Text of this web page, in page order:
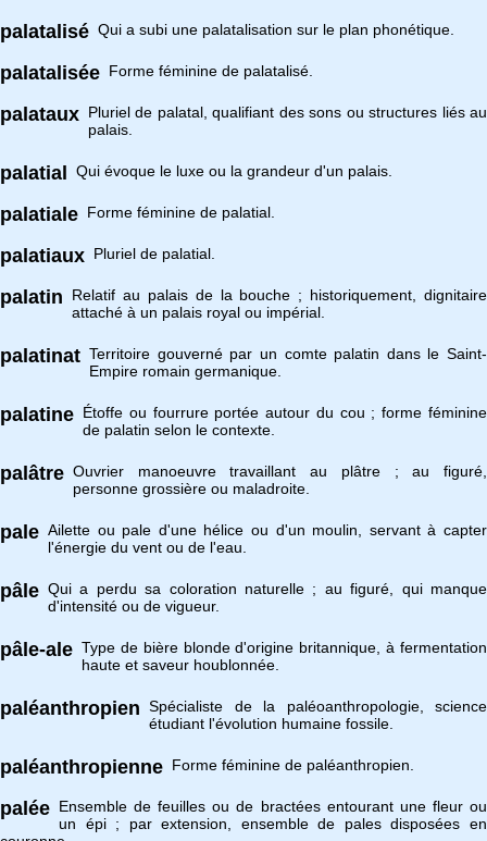
palatalisé Qui a subi une palatalisation sur le plan phonétique.
palatalisée Forme féminine de palatalisé.
palataux Pluriel de palatal, qualifiant des sons ou structures liés au
palais.
palatial Qui évoque le luxe ou la grandeur d'un palais.
palatiale Forme féminine de palatial.
palatiaux Pluriel de palatial.
palatin
Relatif au palais de la bouche ; historiquement, dignitaire
attaché à un palais royal ou impérial.
palatinat Territoire gouverné par un comte palatin dans le Saint-
Empire romain germanique.
palatine Étoffe ou fourrure portée autour du cou ; forme féminine
de palatin selon le contexte.
palâtre Ouvrier manoeuvre travaillant au plâtre ; au figuré,
personne grossière ou maladroite.
pale Ailette ou pale d'une hélice ou d'un moulin, servant à capter
l'énergie du vent ou de l'eau.
pâle Qui a perdu sa coloration naturelle ; au figuré, qui manque
d'intensité ou de vigueur.
pâle-ale Type de bière blonde d'origine britannique, à fermentation
haute et saveur houblonnée.
paléanthropien Spécialiste de la paléoanthropologie, science
étudiant l'évolution humaine fossile.
paléanthropienne Forme féminine de paléanthropien.
palée Ensemble de feuilles ou de bractées entourant une fleur ou
un épi ; par extension, ensemble de pales disposées en